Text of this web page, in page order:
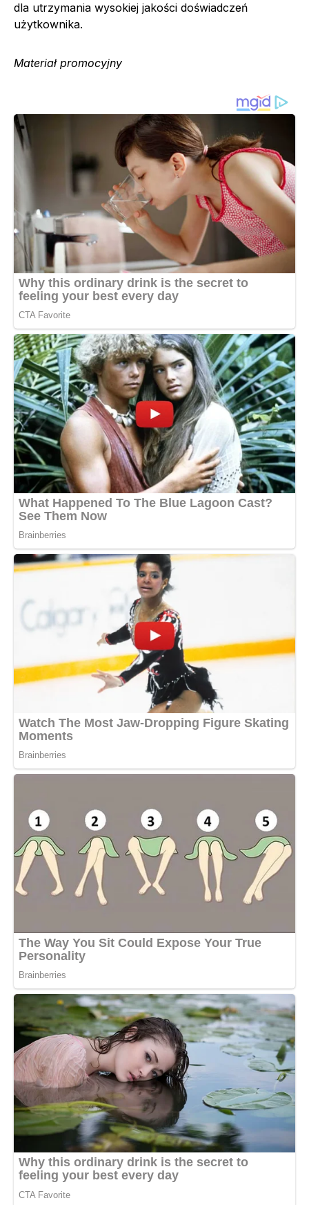
dla utrzymania wysokiej jakości doświadczeń
użytkownika.
Materiał promocyjny